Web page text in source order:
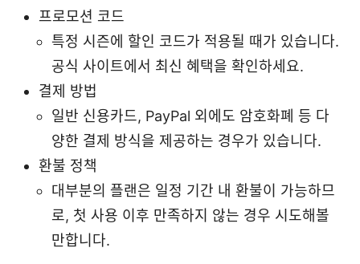
프로모션 코드
특정 시즌에 할인 코드가 적용될 때가 있습니다.
공식 사이트에서 최신 혜택을 확인하세요.
결제 방법
일반 신용카드, PayPal 외에도 암호화폐 등 다
양한 결제 방식을 제공하는 경우가 있습니다.
환불 정책
대부분의 플랜은 일정 기간 내 환불이 가능하므
로, 첫 사용 이후 만족하지 않는 경우 시도해볼
만합니다.